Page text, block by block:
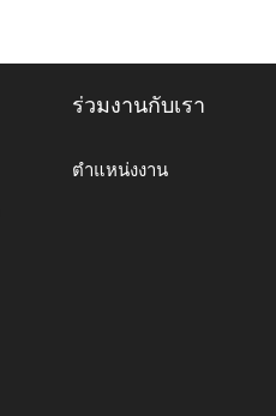
ร่วมงานกับเรา
ตำแหน่งงาน